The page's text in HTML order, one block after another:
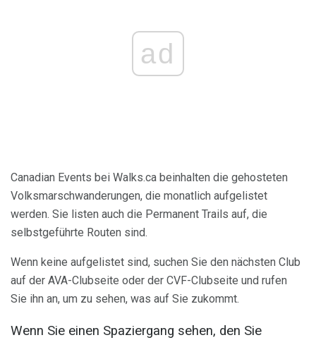
ad
Canadian Events bei Walks.ca beinhalten die gehosteten
Volksmarschwanderungen, die monatlich aufgelistet
werden. Sie listen auch die Permanent Trails auf, die
selbstgeführte Routen sind.
Wenn keine aufgelistet sind, suchen Sie den nächsten Club
auf der AVA-Clubseite oder der CVF-Clubseite und rufen
Sie ihn an, um zu sehen, was auf Sie zukommt.
Wenn Sie einen Spaziergang sehen, den Sie